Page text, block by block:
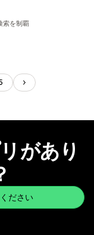
索を制覇
があり
ださい